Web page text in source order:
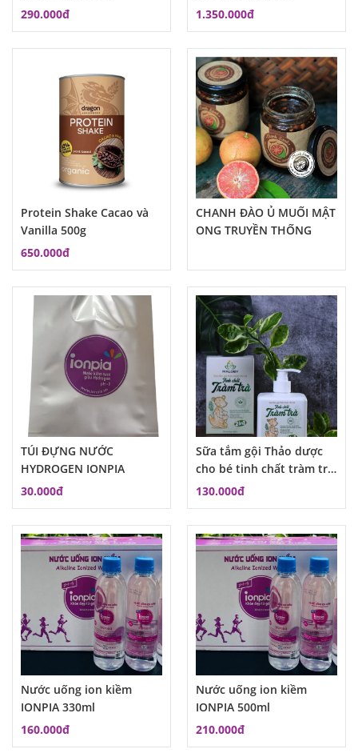
Superfood
290.000đ
Superfoods 75g MSP:
1.350.000đ
Protein Shake Cacao và
Vanilla 500g
650.000đ
CHANH ĐÀO Ủ MUỐI MẬT
ONG TRUYỀN THỐNG
TÚI ĐỰNG NƯỚC
HYDROGEN IONPIA
30.000đ
Sữa tắm gội Thảo dược
cho bé tinh chất tràm trà
Maloby
130.000đ
Nước uống ion kiềm
IONPIA 330ml
160.000đ
Nước uống ion kiềm
IONPIA 500ml
210.000đ